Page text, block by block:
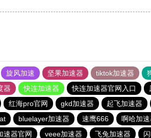
旋风加速 坚果加速器 tiktok加速器
器 快连加速器 快连加速器官网入口
红海pro官网 gkd加速器 起飞加速器
bluelayer加速器 速鹰666 啊哈加速
速器官网 veee加速器 飞兔加速器